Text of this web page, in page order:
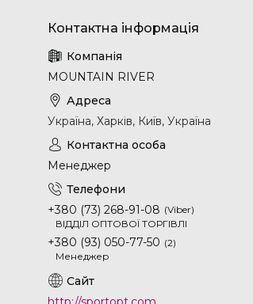
MOUNTAIN RIVER
Україна, Харків, Київ, Україна
Менеджер
+380 (73) 268-91-08
Viber
ВІДДІЛ ОПТОВОЇ ТОРГІВЛІ
+380 (93) 050-77-50
2
Менеджер